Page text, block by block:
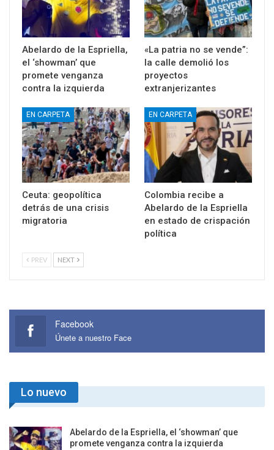
Abelardo de la Espriella,
el ‘showman’ que
promete venganza
contra la izquierda
«La patria no se vende”:
la calle demolió los
proyectos
extranjerizantes
EN CARPETA
Ceuta: geopolítica
detrás de una crisis
migratoria
EN CARPETA
Colombia recibe a
Abelardo de la Espriella
en estado de crispación
política
PREV NEXT
Facebook
Únete a nuestro Face
Lo nuevo
Abelardo de la Espriella, el ‘showman’ que
promete venganza contra la izquierda